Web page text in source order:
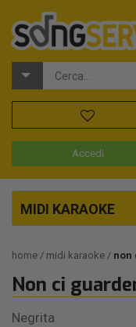
Accedi
MIDI KARAOKE
home midi karaoke non
Non ci
Negrita